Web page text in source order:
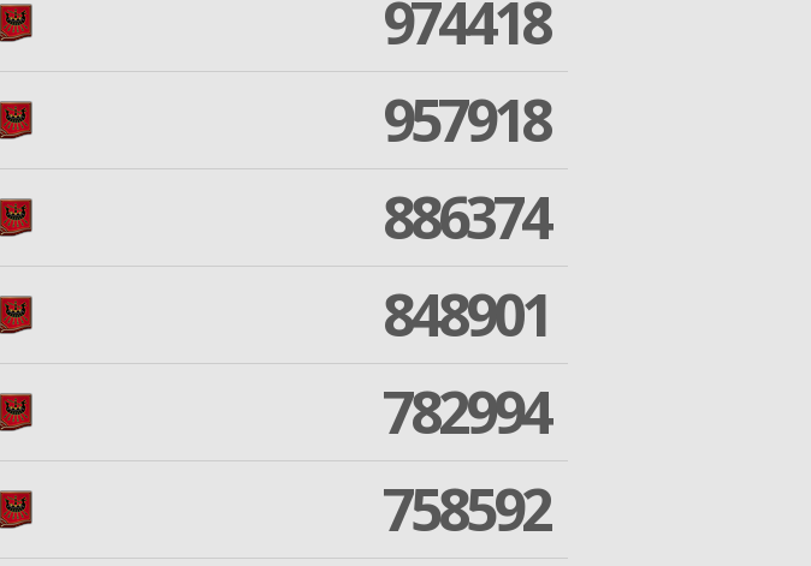
974418
957918
886374
848901
782994
758592